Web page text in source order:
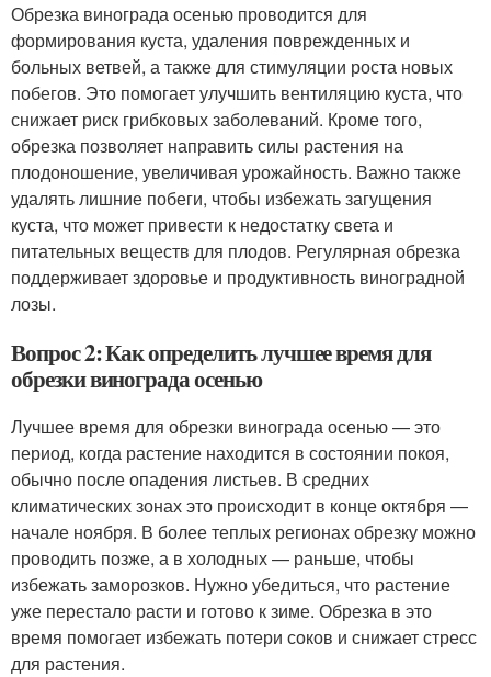
Обрезка винограда осенью проводится для
формирования куста, удаления поврежденных и
больных ветвей, а также для стимуляции роста новых
побегов. Это помогает улучшить вентиляцию куста, что
снижает риск грибковых заболеваний. Кроме того,
обрезка позволяет направить силы растения на
плодоношение, увеличивая урожайность. Важно также
удалять лишние побеги, чтобы избежать загущения
куста, что может привести к недостатку света и
питательных веществ для плодов. Регулярная обрезка
поддерживает здоровье и продуктивность виноградной
лозы.
Вопрос 2: Как определить лучшее время для
обрезки винограда осенью
Лучшее время для обрезки винограда осенью — это
период, когда растение находится в состоянии покоя,
обычно после опадения листьев. В средних
климатических зонах это происходит в конце октября —
начале ноября. В более теплых регионах обрезку можно
проводить позже, а в холодных — раньше, чтобы
избежать заморозков. Нужно убедиться, что растение
уже перестало расти и готово к зиме. Обрезка в это
время помогает избежать потери соков и снижает стресс
для растения.